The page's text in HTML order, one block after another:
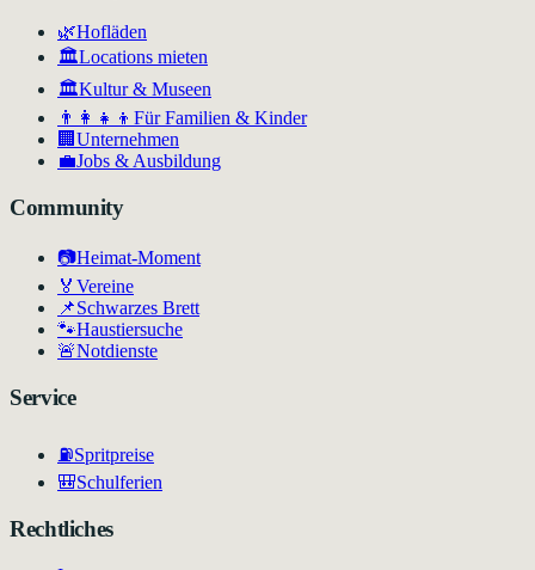
🌿Hofläden
🏛️Locations mieten
🏛Kultur & Museen
👨‍👩‍👧‍👦 Für Familien & Kinder
🏢 Unternehmen
💼Jobs & Ausbildung
Community
📷Heimat-Moment
🏅 Vereine
📌Schwarzes Brett
🐾Haustiersuche
🚨Notdienste
Service
⛽Spritpreise
🎒Schulferien
Rechtliches